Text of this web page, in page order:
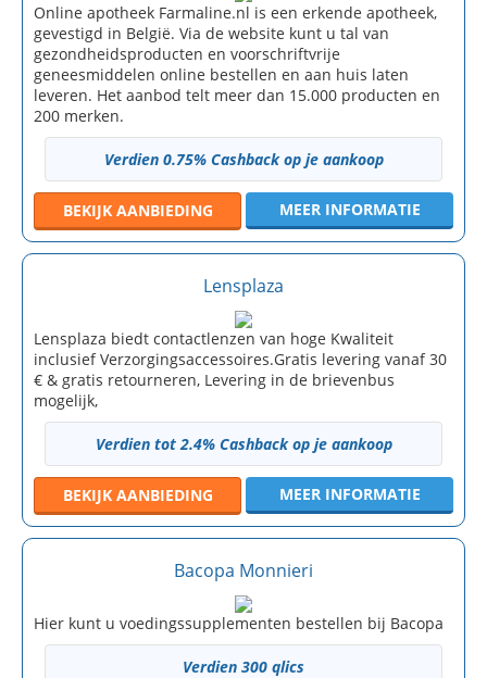
Online apotheek Farmaline.nl is een erkende apotheek,
gevestigd in België. Via de website kunt u tal van
gezondheidsproducten en voorschriftvrije
geneesmiddelen online bestellen en aan huis laten
leveren. Het aanbod telt meer dan 15.000 producten en
200 merken.
Verdien 0.75% Cashback op je aankoop
BEKIJK AANBIEDING MEER INFORMATIE
Lensplaza
Lensplaza biedt contactlenzen van hoge Kwaliteit
inclusief Verzorgingsaccessoires.Gratis levering vanaf 30
€ & gratis retourneren, Levering in de brievenbus
mogelijk,
Verdien tot 2.4% Cashback op je aankoop
BEKIJK AANBIEDING MEER INFORMATIE
Bacopa Monnieri
Hier kunt u voedingssupplementen bestellen bij Bacopa
Verdien 300 qlics